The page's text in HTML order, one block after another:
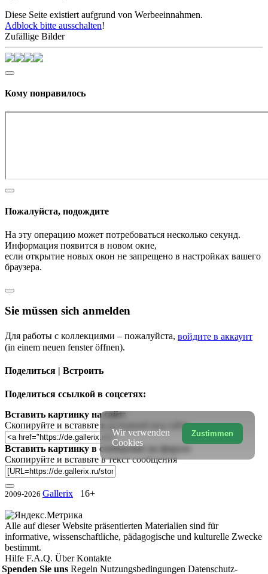
Diese Seite existiert aufgrund von Werbeeinnahmen.
Adblock bitte ausschalten!
Zufällige Bilder
Кому понравилось
Пожалуйста, подождите
На эту операцию может потребоваться несколько секунд.
Информация появится в новом окне,
если открытие новых окон не запрещено в настройках вашего
браузера.
Sie müssen sich anmelden
Для работы с коллекциями – пожалуйста, войдите в аккаунт
(in einem neuen fenster öffnen).
Поделиться | Встроить
Поделиться ссылкой в соцсетях:
Вставить картинку на сайт:
Скопируйте и вставьте в исходный код сайта
Вставить картинку в сообщение на форум:
Скопируйте и вставьте в текст сообщения
2009-2026 Gallerix 16+
Alle auf dieser Website präsentierten Materialien sind für
informative, wissenschaftliche, pädagogische und kulturelle Zwecke
bestimmt.
Hilfe F.A.Q. ÜberKontakte
Spenden Sie uns Regeln Nutzungsbedingungen Datenschutz-
Zustimmen
Wir verwenden
Cookies